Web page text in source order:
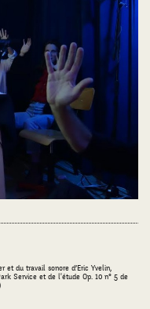
et du travail sonore d’Eric Yvelin,
Service et de l'étude Op. 10 n° 5 de